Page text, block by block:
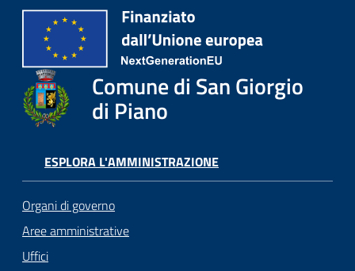
o
o
n
e
Tutti
gli
argomenti...
Comune di San Giorgio
di Piano
ESPLORA L'AMMINISTRAZIONE
Organi di governo
Aree amministrative
Uffici